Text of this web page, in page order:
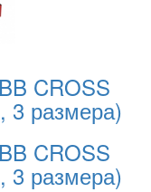
CROSS
3 размера)
CROSS
3 размера)